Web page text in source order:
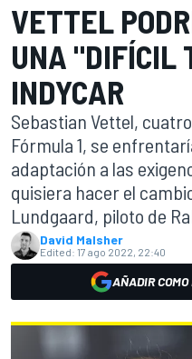
VETTEL
UNA "DIFÍCIL
INDYCAR
Sebastian Vettel,
Fórmula 1, se
adaptación a las
quisiera hacer el
Lundgaard, piloto de
David Malsher
Edited: 17 ago 2022, 22:40
AÑADIR